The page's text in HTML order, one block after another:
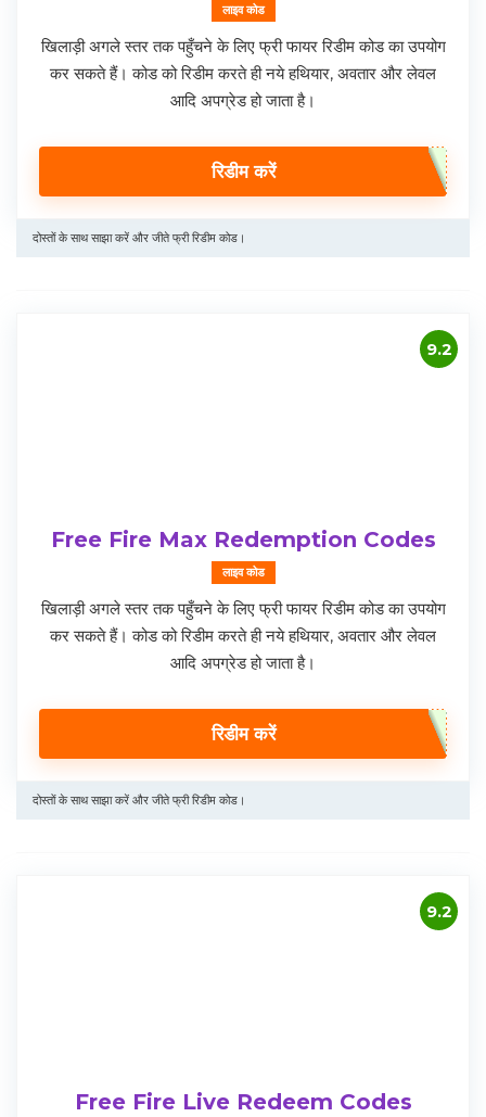
लाइव कोड
खिलाड़ी अगले स्तर तक पहुँचने के लिए फ्री फायर रिडीम कोड का उपयोग
कर सकते हैं। कोड को रिडीम करते ही नये हथियार, अवतार और लेवल
आदि अपग्रेड हो जाता है।
रिडीम करें
दोस्तों के साथ साझा करें और जीते फ्री रिडीम कोड।
9.2
Free Fire Max Redemption Codes
लाइव कोड
खिलाड़ी अगले स्तर तक पहुँचने के लिए फ्री फायर रिडीम कोड का उपयोग
कर सकते हैं। कोड को रिडीम करते ही नये हथियार, अवतार और लेवल
आदि अपग्रेड हो जाता है।
रिडीम करें
दोस्तों के साथ साझा करें और जीते फ्री रिडीम कोड।
9.2
Free Fire Live Redeem Codes